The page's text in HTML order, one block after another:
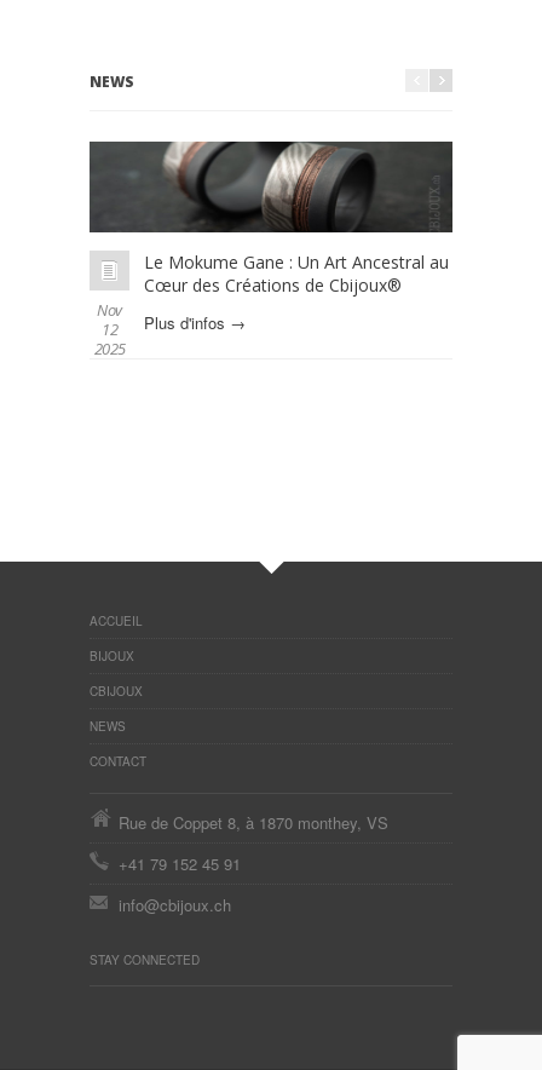
NEWS
Nov
12
2025
Le Mokume Gane : Un Art Ancestral au
Cœur des Créations de Cbijoux®
Plus d'infos →
ACCUEIL
BIJOUX
CBIJOUX
NEWS
CONTACT
Rue de Coppet 8, à 1870 monthey, VS
+41 79 152 45 91
info@cbijoux.ch
STAY CONNECTED